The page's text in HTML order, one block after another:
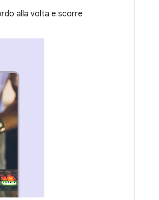
alla volta e scorre